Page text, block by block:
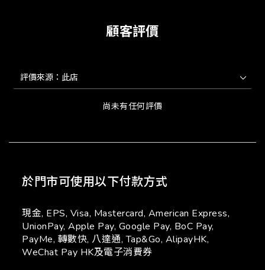
顧客評價
尚未有任何評價
於門市可使用以下付款方式
現金, EPS, Visa, Mastercard, American Express,
UnionPay, Apple Pay, Google Pay, BoC Pay,
PayMe, 轉數快, 八達通, Tap&Go, AlipayHK,
WeChat Pay HK及電子消費券